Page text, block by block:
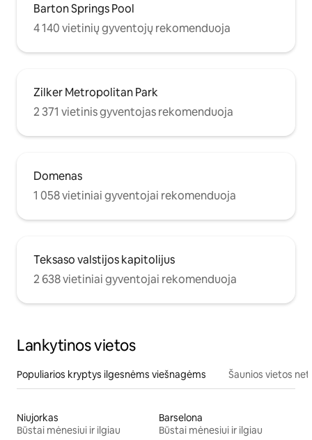
Barton Springs Pool
4 140 vietinių gyventojų rekomenduoja
Zilker Metropolitan Park
2 371 vietinis gyventojas rekomenduoja
Domenas
1 058 vietiniai gyventojai rekomenduoja
Teksaso valstijos kapitolijus
2 638 vietiniai gyventojai rekomenduoja
Lankytinos vietos
Populiarios kryptys ilgesnėms viešnagėms Šaunios vietos
Niujorkas
Būstai mėnesiui ir ilgiau
Barselona
Būstai mėnesiui ir ilgiau